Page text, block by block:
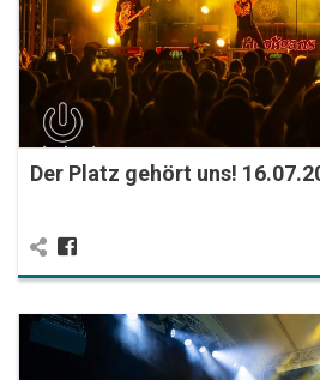
Der Platz gehört uns!